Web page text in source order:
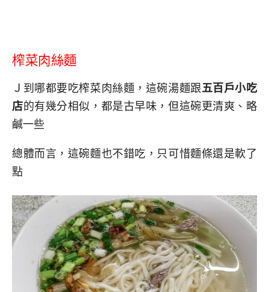
榨菜肉絲麵
Ｊ到哪都要吃榨菜肉絲麵，這碗湯麵跟五百戶小吃
店的有幾分相似，都是古早味，但這碗更清爽、略
鹹一些
總體而言，這碗麵也不錯吃，只可惜麵條還是軟了
點